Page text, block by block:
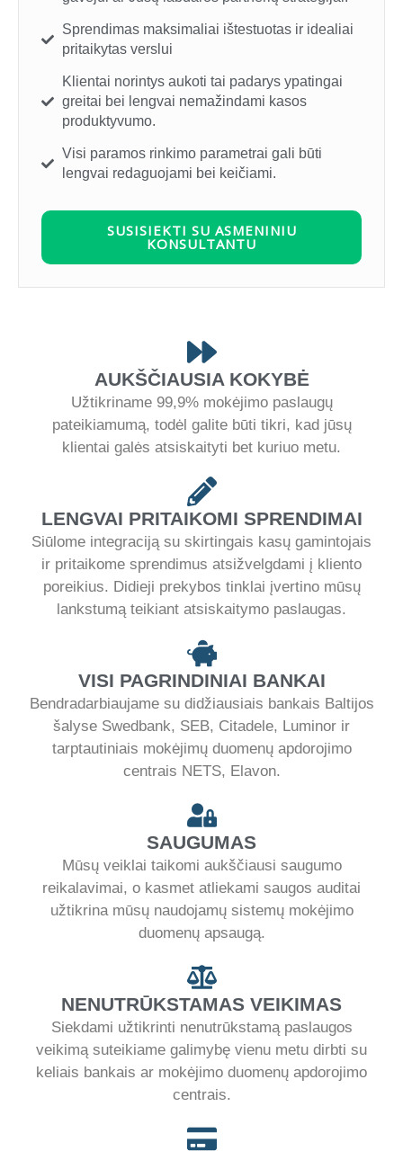
Sprendimas maksimaliai ištestuotas ir idealiai
pritaikytas verslui
Klientai norintys aukoti tai padarys ypatingai
greitai bei lengvai nemažindami kasos
produktyvumo.
Visi paramos rinkimo parametrai gali būti
lengvai redaguojami bei keičiami.
SUSISIEKTI SU ASMENINIU
KONSULTANTU
AUKŠČIAUSIA KOKYBĖ
Užtikriname 99,9% mokėjimo paslaugų
pateikiamumą, todėl galite būti tikri, kad jūsų
klientai galės atsiskaityti bet kuriuo metu.
LENGVAI PRITAIKOMI SPRENDIMAI
Siūlome integraciją su skirtingais kasų gamintojais
ir pritaikome sprendimus atsižvelgdami į kliento
poreikius. Didieji prekybos tinklai įvertino mūsų
lankstumą teikiant atsiskaitymo paslaugas.
VISI PAGRINDINIAI BANKAI
Bendradarbiaujame su didžiausiais bankais Baltijos
šalyse Swedbank, SEB, Citadele, Luminor ir
tarptautiniais mokėjimų duomenų apdorojimo
centrais NETS, Elavon.
SAUGUMAS
Mūsų veiklai taikomi aukščiausi saugumo
reikalavimai, o kasmet atliekami saugos auditai
užtikrina mūsų naudojamų sistemų mokėjimo
duomenų apsaugą.
NENUTRŪKSTAMAS VEIKIMAS
Siekdami užtikrinti nenutrūkstamą paslaugos
veikimą suteikiame galimybę vienu metu dirbti su
keliais bankais ar mokėjimo duomenų apdorojimo
centrais.